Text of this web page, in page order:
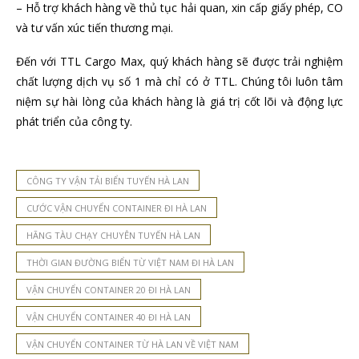
– Hỗ trợ khách hàng về thủ tục hải quan, xin cấp giấy phép, CO
và tư vấn xúc tiến thương mại.
Đến với TTL Cargo Max, quý khách hàng sẽ được trải nghiệm
chất lượng dịch vụ số 1 mà chỉ có ở TTL. Chúng tôi luôn tâm
niệm sự hài lòng của khách hàng là giá trị cốt lõi và động lực
phát triển của công ty.
CÔNG TY VẬN TẢI BIỂN TUYẾN HÀ LAN
CƯỚC VẬN CHUYỂN CONTAINER ĐI HÀ LAN
HÃNG TÀU CHẠY CHUYÊN TUYẾN HÀ LAN
THỜI GIAN ĐƯỜNG BIỂN TỪ VIỆT NAM ĐI HÀ LAN
VẬN CHUYỂN CONTAINER 20 ĐI HÀ LAN
VẬN CHUYỂN CONTAINER 40 ĐI HÀ LAN
VẬN CHUYỂN CONTAINER TỪ HÀ LAN VỀ VIỆT NAM